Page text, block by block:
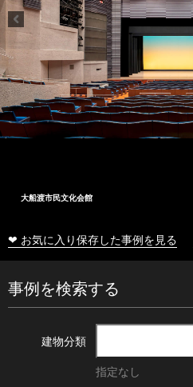
大船渡市民文化会館
❤ お気に入り保存した事例を見る
事例を検索する
建物分類
指定なし